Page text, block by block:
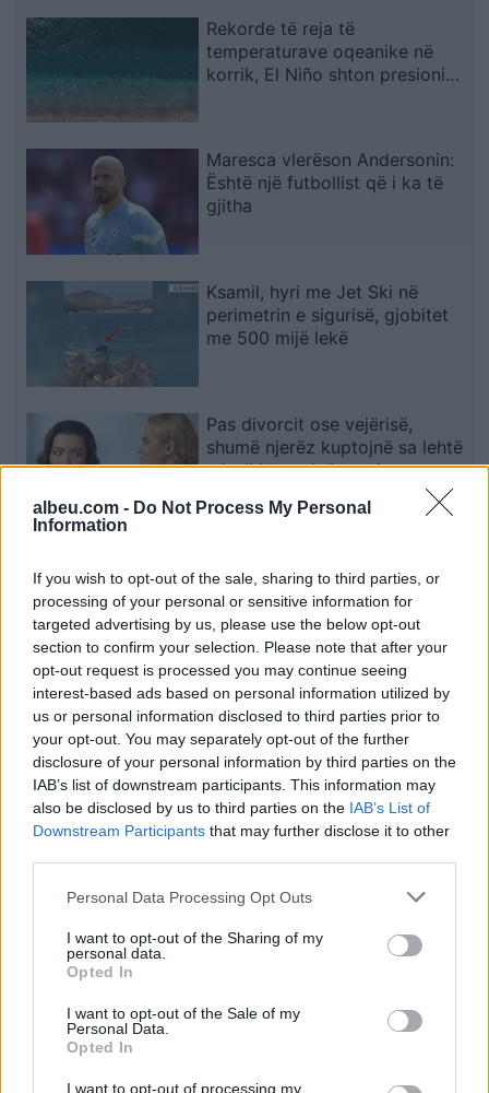
albeu.com - Do Not Process My Personal
Information
If you wish to opt-out of the sale, sharing to third parties, or
processing of your personal or sensitive information for
targeted advertising by us, please use the below opt-out
section to confirm your selection. Please note that after your
opt-out request is processed you may continue seeing
interest-based ads based on personal information utilized by
us or personal information disclosed to third parties prior to
your opt-out. You may separately opt-out of the further
disclosure of your personal information by third parties on the
IAB’s list of downstream participants. This information may
also be disclosed by us to third parties on the IAB’s List of
Downstream Participants that may further disclose it to other
Personal Data Processing Opt Outs
I want to opt-out of the Sharing of my
personal data.
Opted In
I want to opt-out of the Sale of my
Personal Data.
Opted In
I want to opt-out of processing my
Rekorde të reja të
temperaturave oqeanike në
korrik, El Niño shton presionin
Maresca vlerëson Andersonin:
Është një futbollist që i ka të
gjitha
Ksamil, hyri me Jet Ski në
perimetrin e sigurisë, gjobitet
me 500 mijë lekë
Pas divorcit ose vejërisë,
shumë njerëz kuptojnë sa lehtë
miqtë i largojnë nga jeta e
ishte kompromisi më i mirë,
ndërsa tani synohet zhbërja e
gjuhës shqipe
Esim for Global|Esim for Europe|
Esim for Caribbean